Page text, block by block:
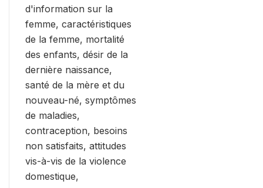
d'information sur la
femme, caractéristiques
de la femme, mortalité
des enfants, désir de la
dernière naissance,
santé de la mère et du
nouveau-né, symptômes
de maladies,
contraception, besoins
non satisfaits, attitudes
vis-à-vis de la violence
domestique,